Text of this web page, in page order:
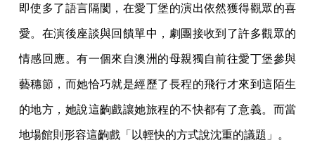
即使多了語言隔閡，在愛丁堡的演出依然獲得觀眾的喜
愛。在演後座談與回饋單中，劇團接收到了許多觀眾的
情感回應。有一個來自澳洲的母親獨自前往愛丁堡參與
藝穗節，而她恰巧就是經歷了長程的飛行才來到這陌生
的地方，她說這齣戲讓她旅程的不快都有了意義。而當
地場館則形容這齣戲「以輕快的方式說沈重的議題」。